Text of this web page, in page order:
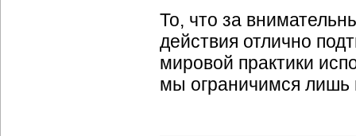
То, что за
действия отлично
мировой практики
мы ограничимся лишь